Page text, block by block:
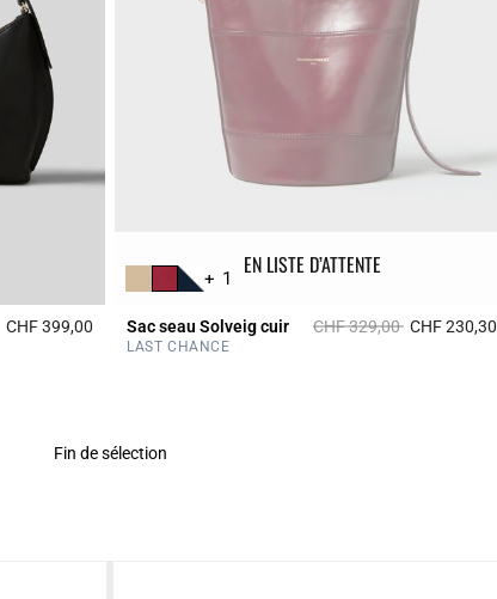
CHF 399,00 3.3 out of 5 Customer Rating
EN LISTE D’ATTENTE
+ 1
Sac seau Solveig cuir Prix réduit à partir de
CHF 329,00àCHF 230,30
LAST CHANCE
Fin de sélection